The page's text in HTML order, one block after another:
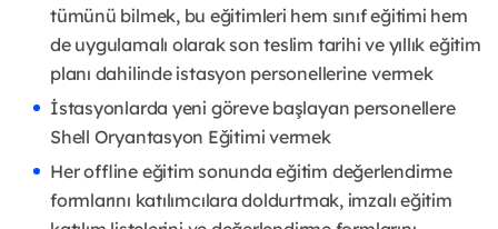
tümünü bilmek, bu eğitimleri hem sınıf eğitimi hem
de uygulamalı olarak son teslim tarihi ve yıllık eğitim
planı dahilinde istasyon personellerine vermek
İstasyonlarda yeni göreve başlayan personellere
Shell Oryantasyon Eğitimi vermek
Her offline eğitim sonunda eğitim değerlendirme
formlarını katılımcılara doldurtmak, imzalı eğitim